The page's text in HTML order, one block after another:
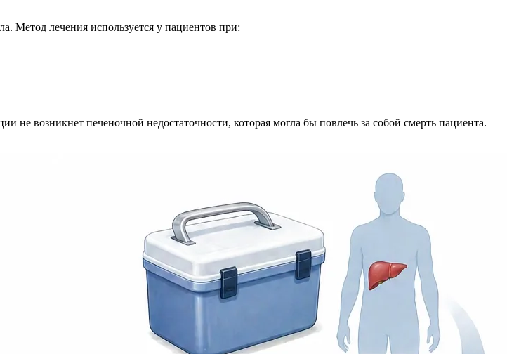
Метод лечения используется у пациентов при:
не возникнет печеночной недостаточности, которая могла бы повлечь за собой смерть пациента.